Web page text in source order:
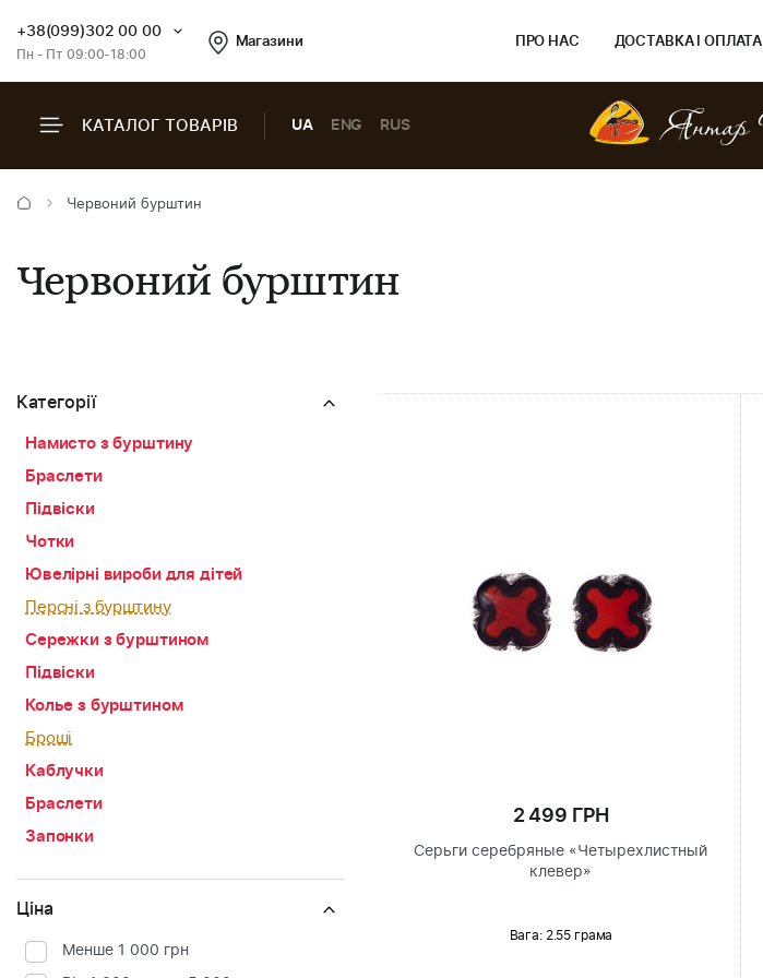
+38(099)302 00 00
Пн - Пт 09:00-18:00
Магазини ПРО НАС ДОСТАВКА І ОПЛАТА
КАТАЛОГ ТОВАРІВ UA ENG RUS
Червоний бурштин
Червоний бурштин
Категорії
Намисто з бурштину
Браслети
Підвіски
Чотки
Ювелірні вироби для дітей
Персні з бурштину
Сережки з бурштином
Підвіски
Колье з бурштином
Броші
Каблучки
Браслети
Запонки
Ціна
Менше 1 000 грн
2 499 ГРН
Серьги серебряные «Четырехлистный
клевер»
Вага: 2.55 грама